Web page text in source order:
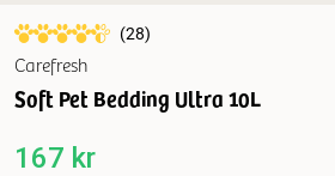
Carefresh
Soft Pet Bedding Ultra 10L
(28)
167 kr